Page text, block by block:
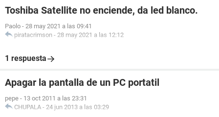
Toshiba Satellite no enciende, da led blanco.
Paolo - 28 may 2021 a las 09:41
piratacrimson - 28 may 2021 a las 12:12
1 respuesta
Apagar la pantalla de un PC portatil
pepe - 13 oct 2011 a las 23:31
CHUPALA - 24 jun 2013 a las 03:29